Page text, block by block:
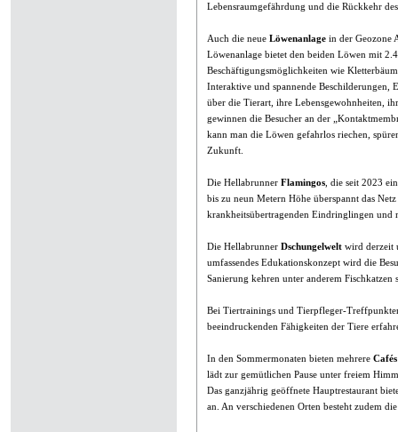
Lebensraumgefährdung und die Rückkehr
Auch die neue Löwenanlagein der Geozone
Löwenanlage bietet den beiden Löwen mit
Beschäftigungsmöglichkeiten wie
Interaktive und spannende Beschilderungen,
über die Tierart, ihre Lebensgewohnheiten,
gewinnen die Besucher an der
kann man die Löwen gefahrlos riechen,
Zukunft.
Die Hellabrunner Flamingos, die seit 2023
bis zu neun Metern Höhe überspannt das
krankheitsübertragenden Eindringlingen und
Die Hellabrunner Dschungelweltwird derzeit
umfassendes Edukationskonzept wird die
Sanierung kehren unter anderem
Bei Tiertrainings und Tierpfleger-
beeindruckenden Fähigkeiten der Tiere
In den Sommermonaten bieten mehrere
lädt zur gemütlichen Pause unter freiem
Das ganzjährig geöffnete Hauptrestaurant
an. An verschiedenen Orten besteht zudem